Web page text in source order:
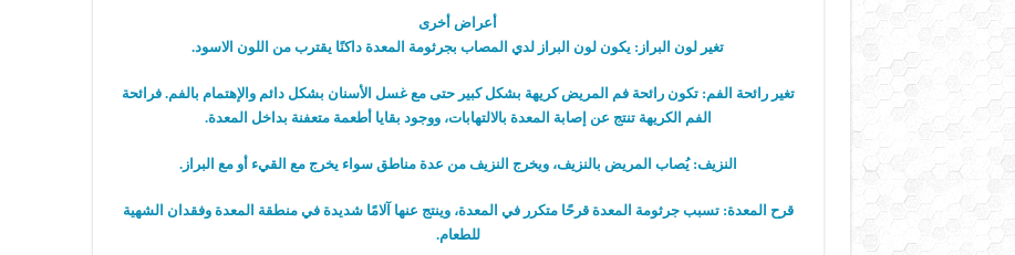
أعراض أخرى
تغير لون البراز: يكون لون البراز لدي المصاب بجرثومة المعدة داكنًا يقترب من اللون الاسود.
تغير رائحة الفم: تكون رائحة فم المريض كريهة بشكل كبير حتى مع غسل الأسنان بشكل دائم والإهتمام بالفم. فرائحة
الفم الكريهة تنتج عن إصابة المعدة بالالتهابات، ووجود بقايا أطعمة متعفنة بداخل المعدة.
النزيف: يُصاب المريض بالنزيف، ويخرج النزيف من عدة مناطق سواء يخرج مع القيء أو مع البراز.
قرح المعدة: تسبب جرثومة المعدة قرحًا متكرر في المعدة، وينتج عنها آلامًا شديدة في منطقة المعدة وفقدان الشهية
للطعام.